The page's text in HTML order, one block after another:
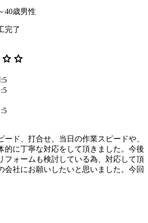
40歳男性
完了
star star
ード、打合せ、当日の作業スピードや、
的に丁寧な対応をして頂きました。今後
フォームも検討している為、対応して頂
会社にお願いしたいと思いました。今回